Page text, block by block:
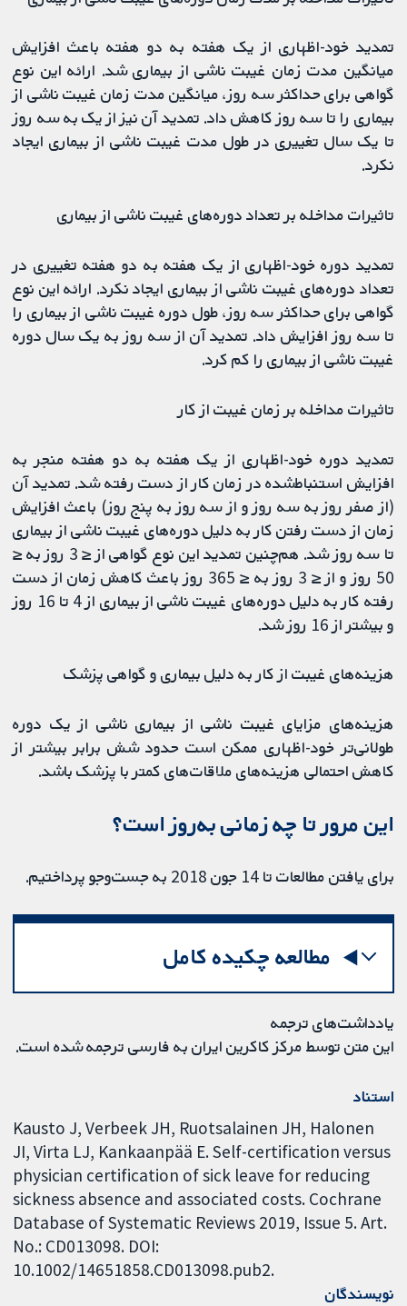
تمدید خود-اظهاری از یک هفته به دو هفته باعث افزایش
میانگین مدت زمان غیبت ناشی از بیماری شد. ارائه این نوع
گواهی برای حداکثر سه روز، میانگین مدت زمان غیبت ناشی از
بیماری را تا سه روز کاهش داد. تمدید آن نیز از یک به سه روز
تا یک سال تغییری در طول مدت غیبت ناشی از بیماری ایجاد
نکرد.
تاثیرات مداخله بر تعداد دوره‌های غیبت ناشی از بیماری
تمدید دوره خود-اظهاری از یک هفته به دو هفته تغییری در
تعداد دوره‌های غیبت ناشی از بیماری ایجاد نکرد. ارائه این نوع
گواهی برای حداکثر سه روز، طول دوره غیبت ناشی از بیماری را
تا سه روز افزایش داد. تمدید آن از سه روز به یک سال دوره
غیبت ناشی از بیماری را کم کرد.
تاثیرات مداخله بر زمان غیبت از کار
تمدید دوره خود-اظهاری از یک هفته به دو هفته منجر به
افزایش استنباط‌شده در زمان کار از دست رفته شد. تمدید آن
(از صفر روز به سه روز و از سه روز به پنج روز) باعث افزایش
زمان از دست رفتن کار به دلیل دوره‌های غیبت ناشی از بیماری
تا سه روز شد. هم‌چنین تمدید این نوع گواهی از ≤ 3 روز به ≤
50 روز و از ≤ 3 روز به ≤ 365 روز باعث کاهش زمان از دست
رفته کار به دلیل دوره‌های غیبت ناشی از بیماری از 4 تا 16 روز
و بیشتر از 16 روز شد.
هزینه‌های غیبت از کار به دلیل بیماری و گواهی پزشک
هزینه‌های مزایای غیبت ناشی از بیماری ناشی از یک دوره
طولانی‌تر خود-اظهاری ممکن است حدود شش برابر بیشتر از
کاهش احتمالی هزینه‌های ملاقات‌های کمتر با پزشک باشد.
این مرور تا چه زمانی به‌روز‌‌ است؟
برای یافتن مطالعات تا 14 جون 2018 به جست‌وجو پرداختیم.
مطالعه چکیده کامل
یادداشت‌های ترجمه
این متن توسط مرکز کاکرین ایران به فارسی ترجمه شده است.
استناد
Kausto J, Verbeek JH, Ruotsalainen JH, Halonen
JI, Virta LJ, Kankaanpää E. Self-certification versus
physician certification of sick leave for reducing
sickness absence and associated costs. Cochrane
Database of Systematic Reviews 2019, Issue 5. Art.
No.: CD013098. DOI:
10.1002/14651858.CD013098.pub2.
نویسندگان